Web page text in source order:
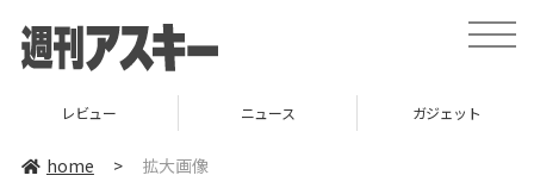
toggle
レビュー ニュース ガジェット
home > 拡大画像